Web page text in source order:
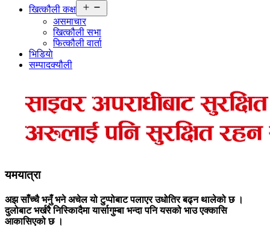
खित्कौली कक्ष
menu
असमाचार
खित्कौली सभा
फित्कौली वार्ता
भिडियाे
सम्पादक्यौली
यमयात्रा
अझ साँच्चै भनुँ भने अचेल यो टुप्पोबाट पलाएर उधोतिर बढ्न थालेको छ ।
दुलोबाट भर्खरै निस्किादैमा यार्सागुम्बा भन्दा पनि यसको भाउ एक्कासि
आकासिएको छ ।